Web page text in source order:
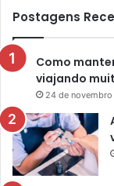
Postagens
Como
viajando
24 de